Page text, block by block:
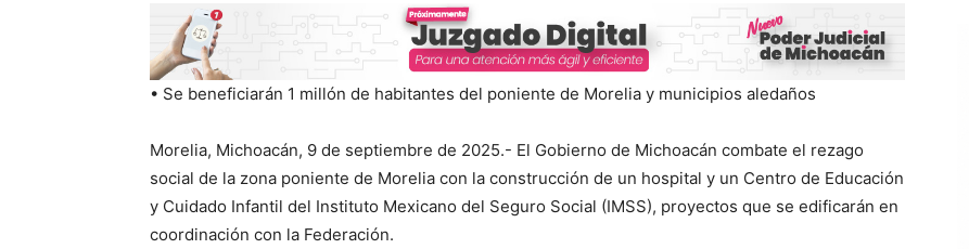
• Se beneficiarán 1 millón de habitantes del poniente de Morelia y municipios aledaños
Morelia, Michoacán, 9 de septiembre de 2025.- El Gobierno de Michoacán combate el rezago
social de la zona poniente de Morelia con la construcción de un hospital y un Centro de Educación
y Cuidado Infantil del Instituto Mexicano del Seguro Social (IMSS), proyectos que se edificarán en
coordinación con la Federación.